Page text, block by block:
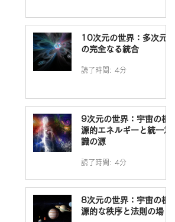
10次元の世界：多次元
の完全なる統合
読了時間: 4分
9次元の世界：宇宙の根
源的エネルギーと統一意
識の源
読了時間: 4分
8次元の世界：宇宙の根
源的な秩序と法則の場